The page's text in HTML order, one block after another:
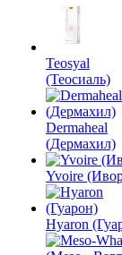
Teosyal
(Теосиаль)
Dermaheal
(Дермахил)
Yvoire
Hyaron